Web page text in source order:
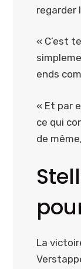
regarder
« C’est
ends
« Et par
ce qui
de
La